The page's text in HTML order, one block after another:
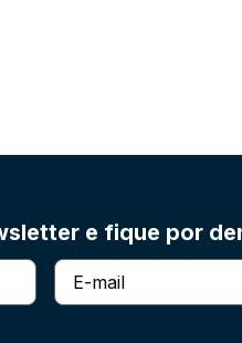
e fique por
E-
mail